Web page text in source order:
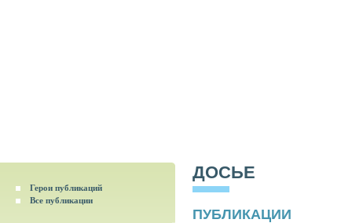
Герои публикаций
Все публикации
ДОСЬЕ
ПУБЛИКАЦИИ